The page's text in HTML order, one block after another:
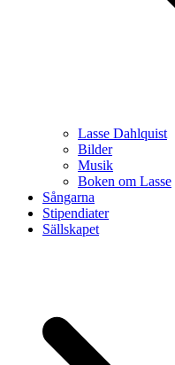
Lasse Dahlquist
Bilder
Musik
Boken om Lasse
Sångarna
Stipendiater
Sällskapet